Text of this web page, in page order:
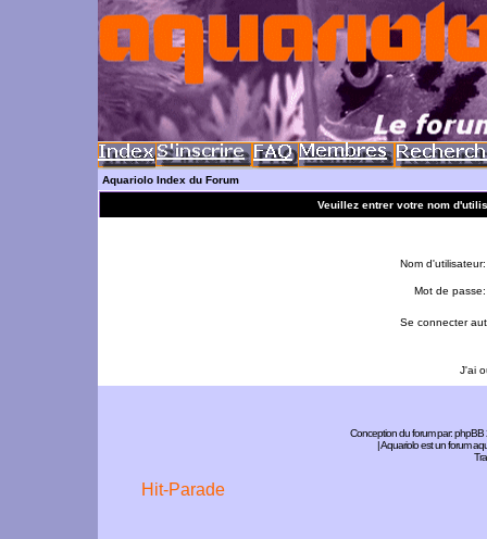
Aquariolo Index du Forum
Veuillez entrer votre nom
Nom d'utilisateur:
Mot de passe:
Se connecter
J'ai
Conception du forum par:phpBB
| Aquariolo est un forum